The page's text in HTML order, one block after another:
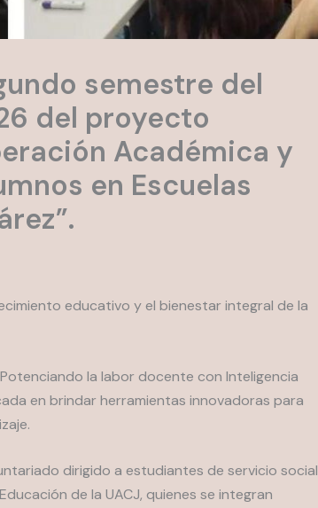
semestre del
del proyecto
Académica y
en Escuelas
educativo y el bienestar integral de la
la labor docente con Inteligencia
en brindar herramientas innovadoras para
dirigido a estudiantes de servicio social
de la UACJ, quienes se integran